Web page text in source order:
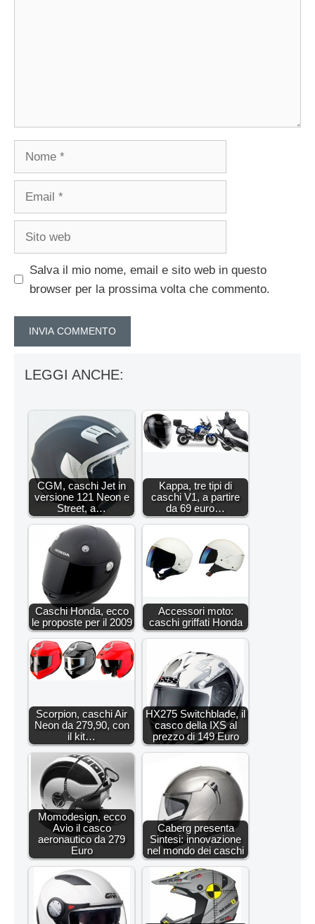
Salva il mio nome, email e sito web in questo
browser per la prossima volta che commento.
LEGGI ANCHE:
CGM, caschi Jet in
versione 121 Neon e
Street, a…
Kappa, tre tipi di
caschi V1, a partire
da 69 euro…
Caschi Honda, ecco
le proposte per il 2009
Accessori moto:
caschi griffati Honda
Scorpion, caschi Air
Neon da 279,90, con
il kit…
HX275 Switchblade, il
casco della IXS al
prezzo di 149 Euro
Momodesign, ecco
Avio il casco
aeronautico da 279
Euro
Caberg presenta
Sintesi: innovazione
nel mondo dei caschi